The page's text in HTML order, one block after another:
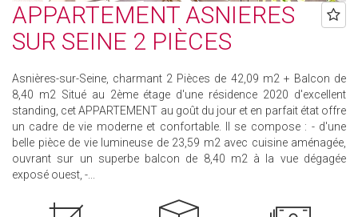
APPARTEMENT ASNIERES
SUR SEINE 2 PIÈCES
Asnières-sur-Seine, charmant 2 Pièces de 42,09 m2 + Balcon de
8,40 m2 Situé au 2ème étage d'une résidence 2020 d'excellent
standing, cet APPARTEMENT au goût du jour et en parfait état offre
un cadre de vie moderne et confortable. Il se compose : - d'une
belle pièce de vie lumineuse de 23,59 m2 avec cuisine aménagée,
ouvrant sur un superbe balcon de 8,40 m2 à la vue dégagée
exposé ouest, -...